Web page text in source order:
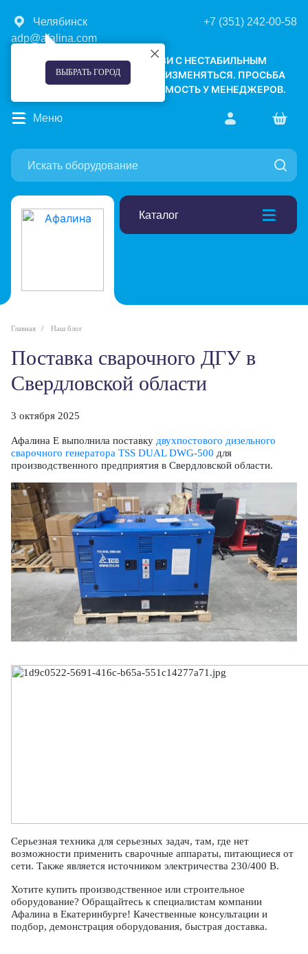
Челябинск
ВЫБРАТЬ ГОРОД
+7 (351) 242-00-58
adp@afalina.com
УВАЖАЕМЫЕ КЛИЕНТЫ! В СВЯЗИ С НЕСТАБИЛЬНЫМ
КУРСОМ ВАЛЮТ, ЦЕНЫ МОГУТ ИЗМЕНЯТЬСЯ. ПРОСЬБА
УТОЧНЯТЬ АКТУАЛЬНУЮ СТОИМОСТЬ У МЕНЕДЖЕРОВ.
Каталог
Меню
Главная Наш блог
Поставка сварочного ДГУ в
Свердловской области
3 октября 2025
Афалина Е выполнила поставку двухпостового дизельного
сварочного генератора TSS DUAL DWG-500 для
производственного предприятия в Свердловской области.
Серьезная техника для серьезных задач, там, где нет
возможности применить сварочные аппараты, питающиеся от
сети. Также является источником электричества 230/400 В.
Хотите купить производственное или строительное
оборудование? Обращайтесь к специалистам компании
Афалина в Екатеринбурге! Качественные консультации и
подбор, демонстрация оборудования, быстрая доставка.